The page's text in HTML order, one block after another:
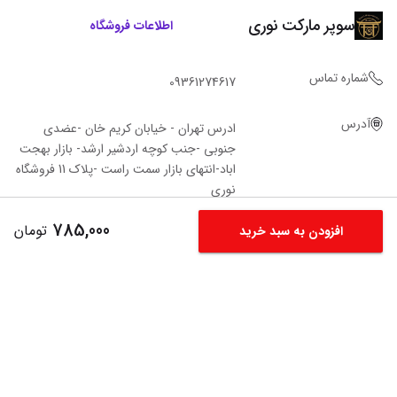
افزودن به سبد خرید 785,000 تومان
سوپر مارکت نوری اطلاعات فروشگاه
شماره تماس 09361274617
آدرس
ادرس تهران - خیابان کریم خان -عضدی
جنوبی -جنب کوچه اردشیر ارشد- بازار بهجت
اباد-انتهای بازار سمت راست -پلاک 11 فروشگاه‌
نوری